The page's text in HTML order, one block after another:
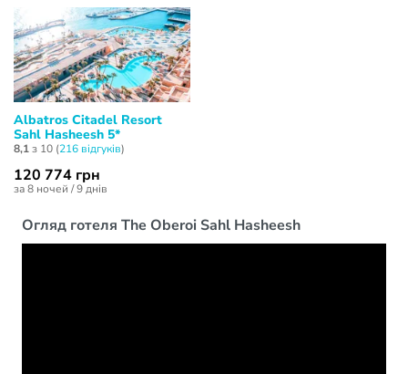
Огляд готеля The Oberoi Sahl Hasheesh
Albatros Citadel Resort
Sahl Hasheesh 5*
8,1з 10 (216 відгуків)
120 774 грн
за 8 ночей / 9 днів